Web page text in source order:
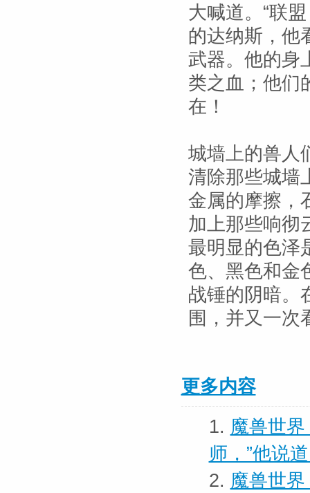
大喊道。“联
的达纳斯，他
武器。他的身
类之血；他们
在！
城墙上的兽人
清除那些城墙
金属的摩擦，
加上那些响彻
最明显的色泽
色、黑色和金
战锤的阴暗。
围，并又一次
更多内容
1. 魔兽世
师，”他说
2. 魔兽世